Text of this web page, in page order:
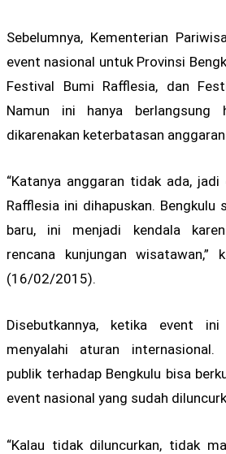
Sebelumnya, Kementerian
event nasional untuk Provinsi
Festival Bumi Rafflesia, dan
Namun ini hanya berlangsung
dikarenakan keterbatasan
“Katanya anggaran tidak ada,
Rafflesia ini dihapuskan. Bengkulu
baru, ini menjadi kendala
rencana kunjungan wisatawan,”
(16/02/2015).
Disebutkannya, ketika event
menyalahi aturan internasional.
publik terhadap Bengkulu bisa
event nasional yang sudah
“Kalau tidak diluncurkan, tidak